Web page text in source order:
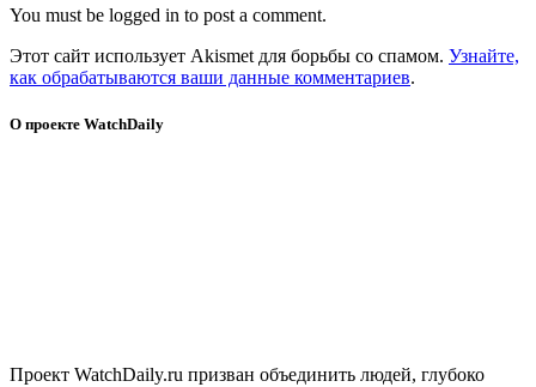
You must be logged in to post a comment.
Этот сайт использует Akismet для борьбы со спамом. Узнайте,
как обрабатываются ваши данные комментариев.
О проекте WatchDaily
Проект WatchDaily.ru призван объединить людей, глубоко